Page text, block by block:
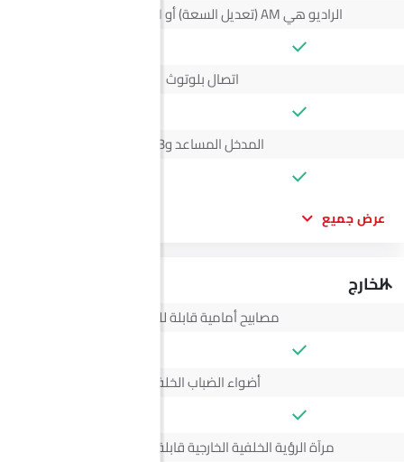
الراديو هي AM (تعديل السعة) أو FM (تضمين التردد)،
اتصال بلوتوث
المدخل المساعد وUSB
عرض جميع
الخارج
مصابيح أمامية قابلة للتعديل
أضواء الضباب الخلفية
مرآة الرؤية الخلفية الخارجية قابلة للتعديل كهربائياً